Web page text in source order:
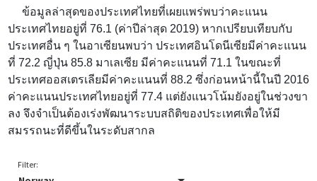
ข้อมูลล่าสุดของประเทศไทยที่เผยแพร่พบว่าคะแนน
ประเทศไทยอยู่ที่ 76.1 (ค่าปีล่าสุด 2019) หากเปรียบเทียบกับ
ประเทศอื่น ๆ ในอาเซียนพบว่า ประเทศอินโดนีเซียมีค่าคะแนน
ที่ 72.2 ญี่ปุ่น 85.8 มาเลเซีย มีค่าคะแนนที่ 71.1 ในขณะที่
ประเทศออสเตรเลียมีค่าคะแนนที่ 88.2 ซึ่งก่อนหน้านี้ในปี 2016
ค่าคะแนนประเทศไทยอยู่ที่ 77.4 แต่ยังแนวโน้มยังอยู่ในช่วงขา
ลง จึงจำเป็นต้องเร่งพัฒนาระบบสถิติของประเทศเพื่อให้มี
สมรรถนะที่ดีขึ้นในระดับสากล